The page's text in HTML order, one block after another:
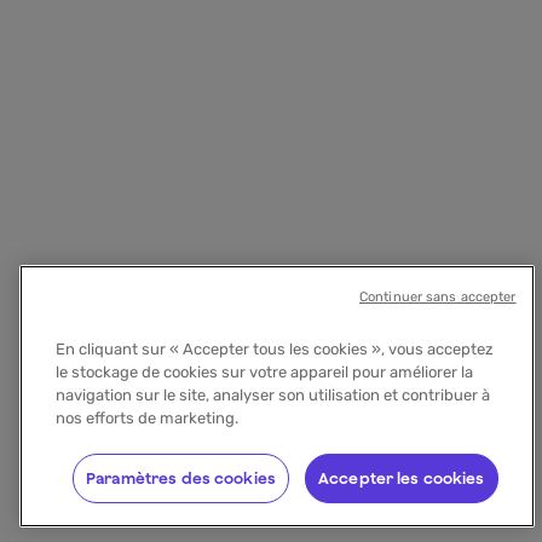
En cliquant sur « Accepter tous les cookies », vous acceptez
le stockage de cookies sur votre appareil pour améliorer la
navigation sur le site, analyser son utilisation et contribuer à
nos efforts de marketing.
Accepter les cookies
Paramètres des cookies
Continuer sans accepter